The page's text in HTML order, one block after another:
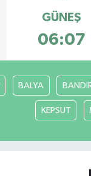
GÜNEŞ
06:07
BALYA
KEPSUT